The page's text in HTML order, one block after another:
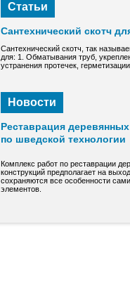
Статьи
Сантехнический скотч
Сантехнический скотч, так
для: 1. Обматывания труб,
устранения протечек,
Новости
Реставрация
по шведской технологии
Комплекс работ по реставрации
конструкций предполагает на
сохраняются все особенности
элементов.